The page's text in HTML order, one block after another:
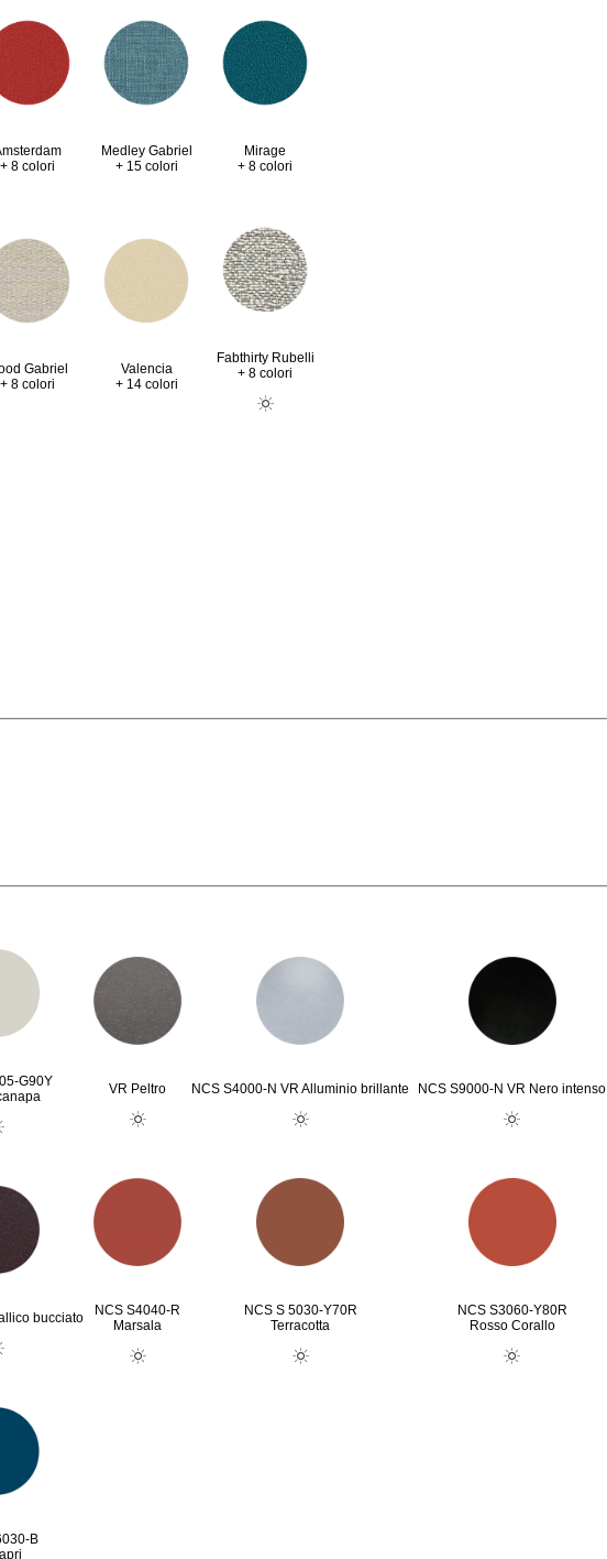
+ 8 colori
Medley Gabriel
+ 15 colori
Mirage
+ 8 colori
Gabriel
+ 8 colori
Valencia
+ 14 colori
Fabthirty Rubelli
+ 8 colori
G90Y
VR Peltro NCS S4000-N VR Alluminio brillante NCS S9000-N VR Nero intenso
bucciato
NCS S4040-R
Marsala
NCS S 5030-Y70R
Terracotta
NCS S3060-Y80R
Rosso Corallo
B